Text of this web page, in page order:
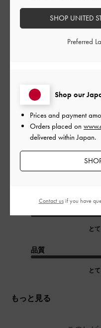
白とベージュとグレーの間
で重宝してます。中に変な
る形です。何より、チェー
めにできるし、一重ににす
ーンをずらすだけでさくっ
われ)。色違いが欲しいです
と
品質
と
もっと見る
Shop our
Prices and payment
Orders placed on
delivered within Japan.
SHOP UNITED
Preferred
Contact usif you have